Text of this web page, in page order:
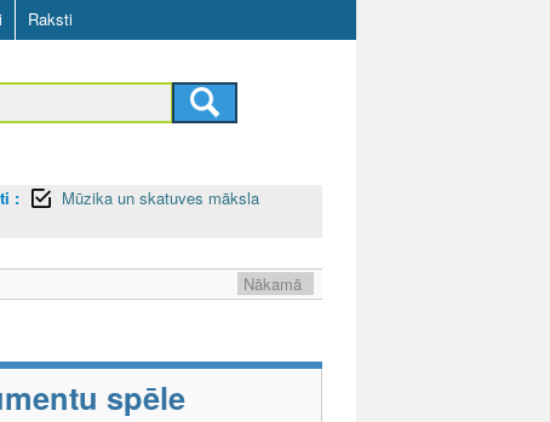
Raksti
:
Mūzika un skatuves māksla
Nākamā
spēle